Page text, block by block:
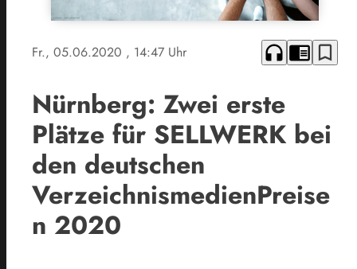
Fr., 05.06.2020 , 14:47 Uhr headphones chrome_reader_mode bookmark_border
Nürnberg: Zwei erste
Plätze für SELLWERK bei
den deutschen
VerzeichnismedienPreise
n 2020